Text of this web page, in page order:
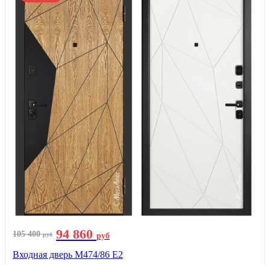
105 400руб 94 860 руб
Входная дверь М474/86 Е2